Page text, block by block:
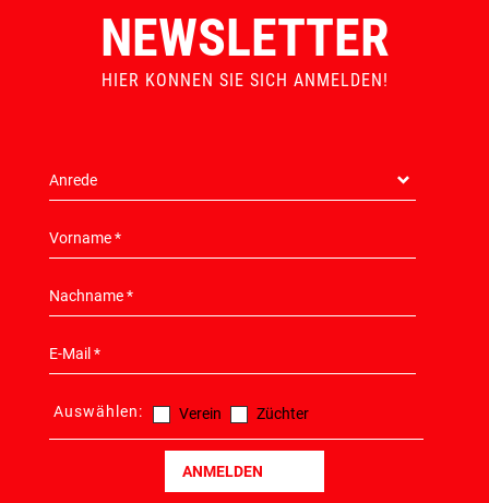
NEWSLETTER
HIER KONNEN SIE SICH ANMELDEN!
Auswählen: Verein Züchter
ANMELDEN